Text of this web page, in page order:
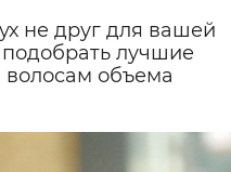
не друг для вашей
лучшие
объема